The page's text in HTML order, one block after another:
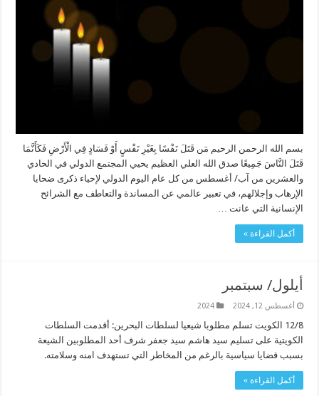
بسم الله الرحمن الرحيم مَن قَتَلَ نَفْسًا بِغَيْرِ نَفْسٍ أَوْ فَسَادٍ فِي الْأَرْضِ فَكَأَنَّمَا
قَتَلَ النَّاسَ جَمِيعًا صدق الله العلي العظيم يحيي المجتمع الدولي في الحادي
والعشرين من آب/ أغسطس من كل عام اليوم الدولي لإحياء ذكرى ضحايا
الإرهاب وإجلالهم، في تعبير عالمي عن المساندة والتعاطف مع الشرائح
الإنسانية التي عانت …
أكمل القراءة »
أيلول/ سبتمبر
أغسطس 12, 2024 2024
12/8 الكويت تسلم مطلوبا شيعيا لسلطات البحرين: أقدمت السلطات
الكويتية على تسليم سيد هاشم سيد جعفر شرف أحد المطلوبين الشيعة
بسبب قضايا سياسية بالرغم من المخاطر التي تستهدف امنه وسلامته.
أكمل القراءة »